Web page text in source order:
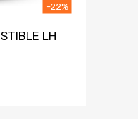
LH
-22%